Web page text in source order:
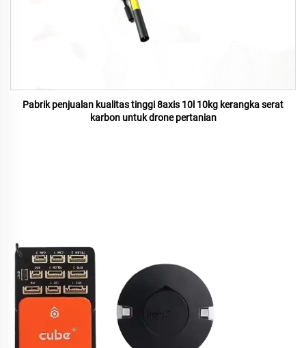
Pabrik penjualan kualitas tinggi 8axis 10l 10kg kerangka serat
karbon untuk drone pertanian